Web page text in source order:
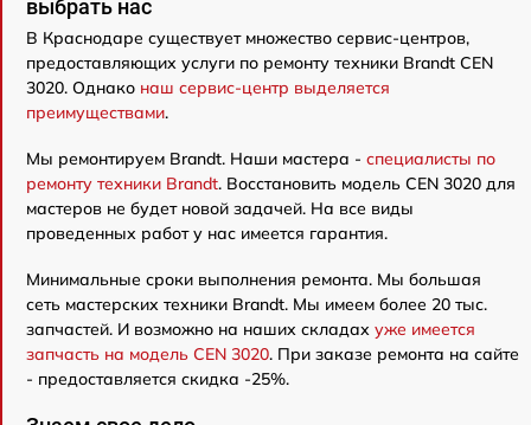
выбрать нас
В Краснодаре существует множество сервис-центров,
предоставляющих услуги по ремонту техники Brandt CEN
3020. Однако наш сервис-центр выделяется
преимуществами.
Мы ремонтируем Brandt. Наши мастера - специалисты по
ремонту техники Brandt. Восстановить модель CEN 3020 для
мастеров не будет новой задачей. На все виды
проведенных работ у нас имеется гарантия.
Минимальные сроки выполнения ремонта. Мы большая
сеть мастерских техники Brandt. Мы имеем более 20 тыс.
запчастей. И возможно на наших складах уже имеется
запчасть на модель CEN 3020. При заказе ремонта на сайте
- предоставляется скидка -25%.